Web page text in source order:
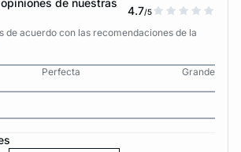
de nuestras
4.7/5
de acuerdo con las recomendaciones de la
Perfecta
Grande